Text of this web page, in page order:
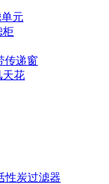
元
柜
传递窗
天花
性炭过滤器